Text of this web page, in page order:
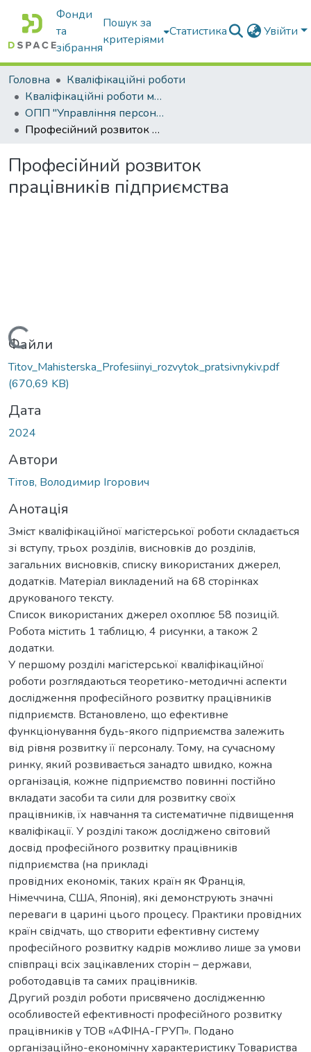
Фонди
та
зібрання
Пошук за
критеріями
Статистика Увійти
Головна
Кваліфікаційні роботи
Кваліфікаційні роботи магістрів
ОПП "Управління персоналом"
Професійний розвиток працівників підприємства
Професійний розвиток
працівників підприємства
Файли
Titov_Mahisterska_Profesiinyi_rozvytok_pratsivnykiv.pdf
(670,69 KB)
Дата
2024
Автори
Тітов, Володимир Ігорович
Анотація
Зміст кваліфікаційної магістерської роботи складається
зі вступу, трьох розділів, висновків до розділів,
загальних висновків, списку використаних джерел,
додатків. Матеріал викладений на 68 сторінках
друкованого тексту.
Список використаних джерел охоплює 58 позицій.
Робота містить 1 таблицю, 4 рисунки, а також 2
додатки.
У першому розділі магістерської кваліфікаційної
роботи розглядаються теоретико-методичні аспекти
дослідження професійного розвитку працівників
підприємств. Встановлено, що ефективне
функціонування будь-якого підприємства залежить
від рівня розвитку її персоналу. Тому, на сучасному
ринку, який розвивається занадто швидко, кожна
організація, кожне підприємство повинні постійно
вкладати засоби та сили для розвитку своїх
працівників, їх навчання та систематичне підвищення
кваліфікації. У розділі також досліджено світовий
досвід професійного розвитку працівників
підприємства (на прикладі
провідних економік, таких країн як Франція,
Німеччина, США, Японія), які демонструють значні
переваги в царині цього процесу. Практики провідних
країн свідчать, що створити ефективну систему
професійного розвитку кадрів можливо лише за умови
співпраці всіх зацікавлених сторін – держави,
роботодавців та самих працівників.
Другий розділ роботи присвячено дослідженню
особливостей ефективності професійного розвитку
працівників у ТОВ «АФІНА-ГРУП». Подано
організаційно-економічну характеристику Товариства